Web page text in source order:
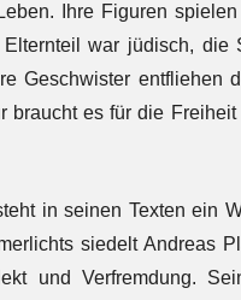
Ihre Figuren
war jüdisch, die
Geschwister entfliehen
es für die
in seinen Texten ein
siedelt Andreas
und Verfremdung.